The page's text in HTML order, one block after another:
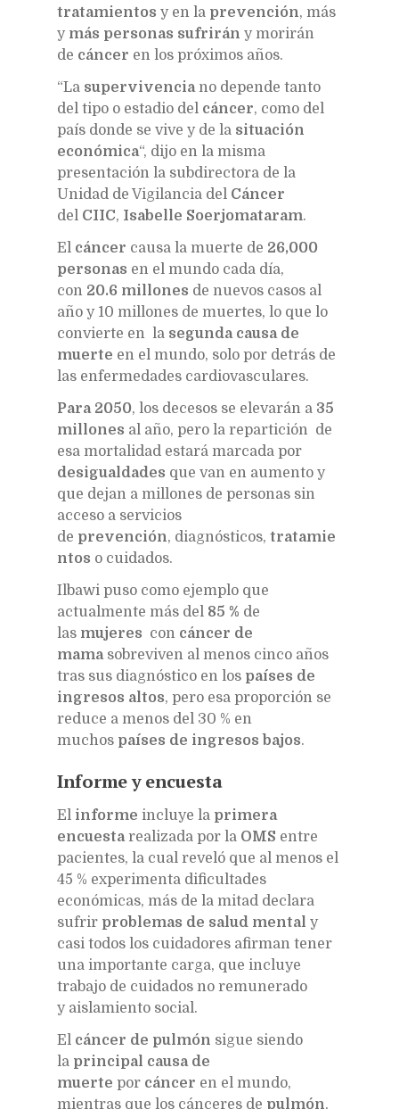
tratamientos y en la prevención, más
y más personas sufrirán y morirán
de cáncer en los próximos años.
“La supervivencia no depende tanto
del tipo o estadio del cáncer, como del
país donde se vive y de la situación
económica“, dijo en la misma
presentación la subdirectora de la
Unidad de Vigilancia del Cáncer
del CIIC, Isabelle Soerjomataram.
El cáncer causa la muerte de 26,000
personas en el mundo cada día,
con 20.6 millones de nuevos casos al
año y 10 millones de muertes, lo que lo
convierte en la segunda causa de
muerte en el mundo, solo por detrás de
las enfermedades cardiovasculares.
Para 2050, los decesos se elevarán a 35
millones al año, pero la repartición de
esa mortalidad estará marcada por
desigualdades que van en aumento y
que dejan a millones de personas sin
acceso a servicios
de prevención, diagnósticos, tratamie
ntos o cuidados.
Ilbawi puso como ejemplo que
actualmente más del 85 % de
las mujeres con cáncer de
mama sobreviven al menos cinco años
tras sus diagnóstico en los países de
ingresos altos, pero esa proporción se
reduce a menos del 30 % en
muchos países de ingresos bajos.
Informey encuesta
El informe incluye la primera
encuesta realizada por la OMS entre
pacientes, la cual reveló que al menos el
45 % experimenta dificultades
económicas, más de la mitad declara
sufrir problemas de salud mental y
casi todos los cuidadores afirman tener
una importante carga, que incluye
trabajo de cuidados no remunerado
y aislamiento social.
El cáncer de pulmón sigue siendo
la principal causa de
muerte por cáncer en el mundo,
mientras que los cánceres de pulmón,